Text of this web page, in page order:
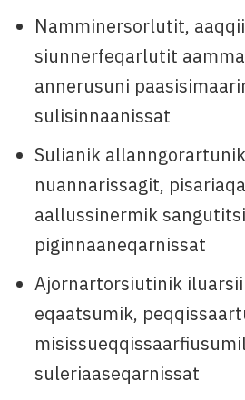
Namminersorlutit,
siunnerfeqarlutit
annerusuni
sulisinnaanissat
Sulianik
nuannarissagit,
aallussinermik
piginnaaneqarnissat
Ajornartorsiutinik
eqaatsumik,
suleriaaseqarnissat